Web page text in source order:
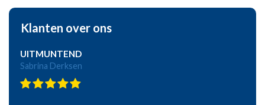
Klanten over ons
UITMUNTEND
Sabrina Derksen